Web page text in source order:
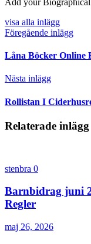
Add your
visa alla inlägg
Föregående inlägg
Låna Böcker Online
Nästa inlägg
Rollistan I
Relaterade inlägg
stenbra 0
Barnbidrag juni
Regler
maj 26, 2026